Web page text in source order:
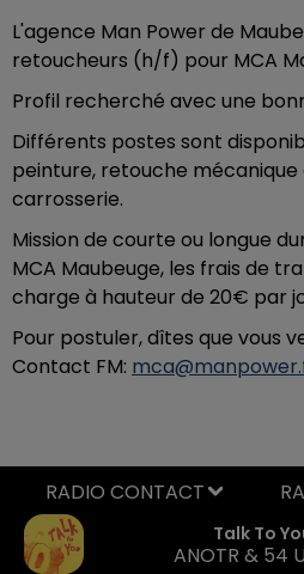
L'agence Man Power de
retoucheurs (h/f) pour MCA
Profil recherché avec une
Différents postes sont
peinture, retouche
carrosserie.
Mission de courte ou longue
MCA Maubeuge, les frais de
charge à hauteur de 20€ par
Pour postuler, dîtes que vous
Contact FM:
Talk To
ANOTR & 54